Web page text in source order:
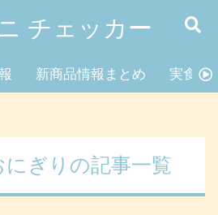
チェッカー
新商品情報まとめ 実食レ
にぎりの記事一覧